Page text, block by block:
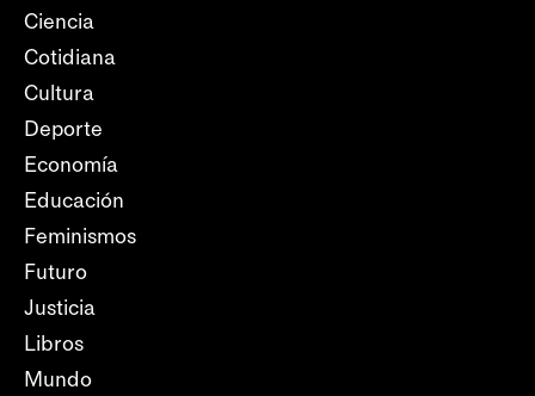
Ciencia
Cotidiana
Cultura
Deporte
Economía
Educación
Feminismos
Futuro
Justicia
Libros
Mundo